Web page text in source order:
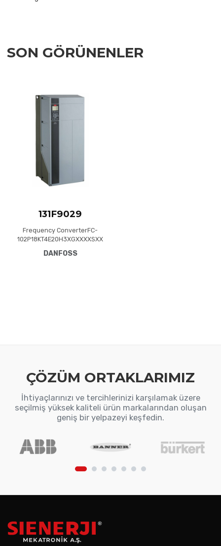
SON GÖRÜNENLER
131F9029
Frequency ConverterFC-
102P18KT4E20H3XGXXXXSXX
Drive FC-102(P18K) 18.5 KW /
DANFOSS
ÇÖZÜM ORTAKLARIMIZ
İhtiyaçlarınızı ve tercihlerinizi karşılamak üzere
seçilmiş yüksek kaliteli ürün markalarından oluşan
geniş bir yelpazeyi keşfedin.